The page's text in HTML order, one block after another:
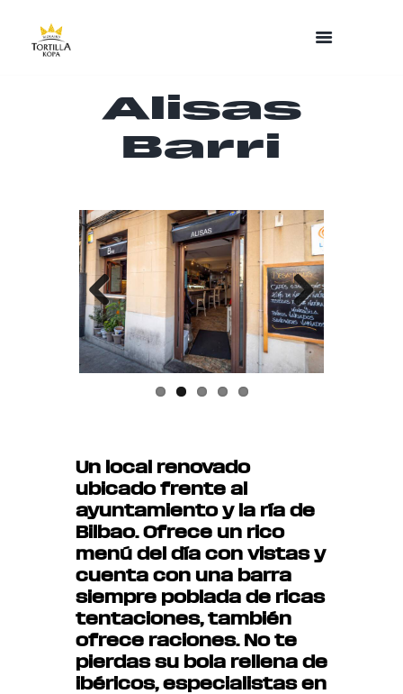
Alisas
Barri
Previo
us
Next
Un local renovado
ubicado frente al
ayuntamiento y la ría de
Bilbao. Ofrece un rico
menú del día con vistas y
cuenta con una barra
siempre poblada de ricas
tentaciones, también
ofrece raciones. No te
pierdas su bola rellena de
ibéricos, especialistas en